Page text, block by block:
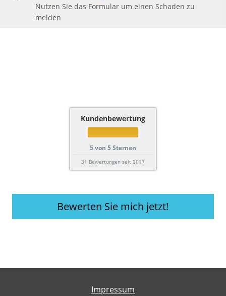
Nutzen Sie das Formular um einen Schaden zu
melden
Kundenbewertung
5von 5Sternen
31 Bewertungen seit 2017
Bewerten Sie mich jetzt!
Impressum